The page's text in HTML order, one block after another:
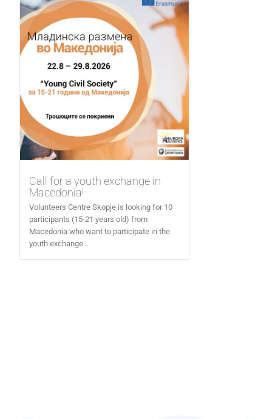
Call for a youth exchange in
Macedonia!
Volunteers Centre Skopje is looking for 10
participants (15-21 years old) from
Macedonia who want to participate in the
youth exchange...